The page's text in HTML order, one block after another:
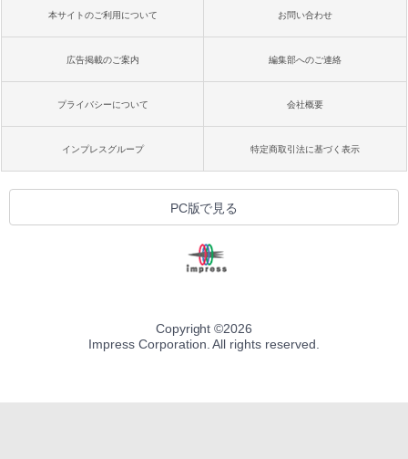
本サイトのご利用について お問い合わせ
広告掲載のご案内 編集部へのご連絡
プライバシーについて 会社概要
インプレスグループ 特定商取引法に基づく表示
PC版で見る
Copyright ©2026
Impress Corporation. All rights reserved.